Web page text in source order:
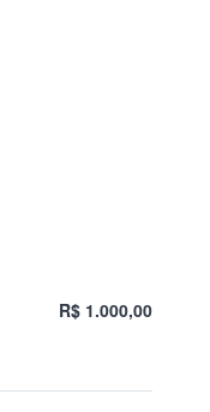
R$ 1.000,00